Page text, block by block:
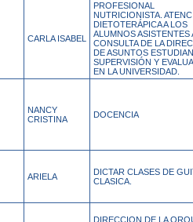
CARLA ISABEL
PROFESIONAL
NUTRICIONISTA.
DIETOTERÁPICA A LOS
ALUMNOS ASISTENTES
CONSULTA DE LA
DE ASUNTOS
SUPERVISIÓN Y
EN LA UNIVERSIDAD.
NANCY
CRISTINA
DOCENCIA
ARIELA
DICTAR CLASES DE
CLASICA.
DIRECCION DE LA